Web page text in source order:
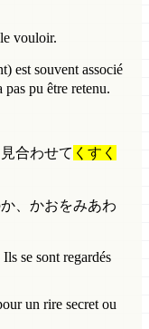
vouloir.
est souvent associé
pu être retenu.
合わせて くすく
、かおをみあわ
se sont regardés
un rire secret ou